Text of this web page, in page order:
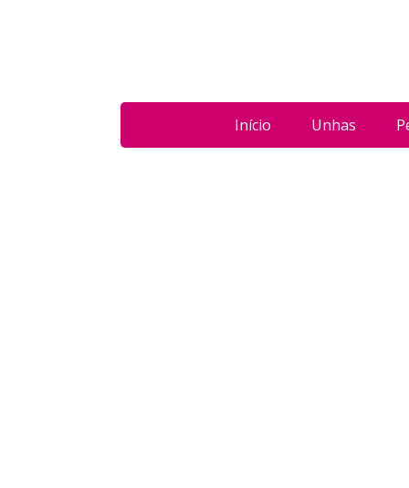
Início Unhas